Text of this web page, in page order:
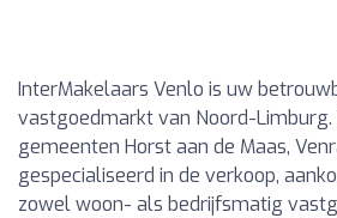
InterMakelaars Venlo is uw
vastgoedmarkt van Noord-Limburg.
gemeenten Horst aan de Maas,
gespecialiseerd in de verkoop,
zowel woon- als bedrijfsmatig